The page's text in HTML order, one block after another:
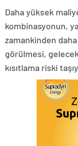
Daha yüksek
kombinasyonun,
zamankinden
görülmesi,
kısıtlama riski